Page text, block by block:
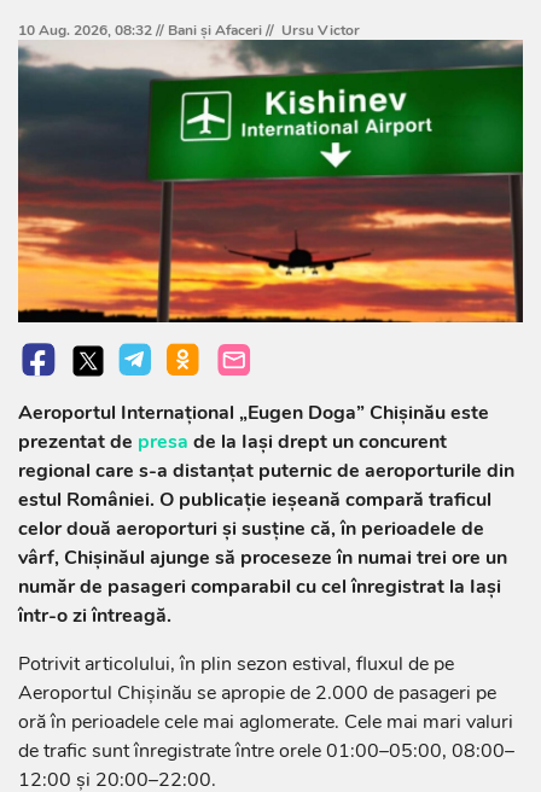
10 Aug. 2026, 08:32 // Bani și Afaceri// Ursu Victor
Aeroportul Internațional „Eugen Doga” Chișinău este
prezentat de presa de la Iași drept un concurent
regional care s-a distanțat puternic de aeroporturile din
estul României. O publicație ieșeană compară traficul
celor două aeroporturi și susține că, în perioadele de
vârf, Chișinăul ajunge să proceseze în numai trei ore un
număr de pasageri comparabil cu cel înregistrat la Iași
într-o zi întreagă.
Potrivit articolului, în plin sezon estival, fluxul de pe
Aeroportul Chișinău se apropie de 2.000 de pasageri pe
oră în perioadele cele mai aglomerate. Cele mai mari valuri
de trafic sunt înregistrate între orele 01:00–05:00, 08:00–
12:00 și 20:00–22:00.